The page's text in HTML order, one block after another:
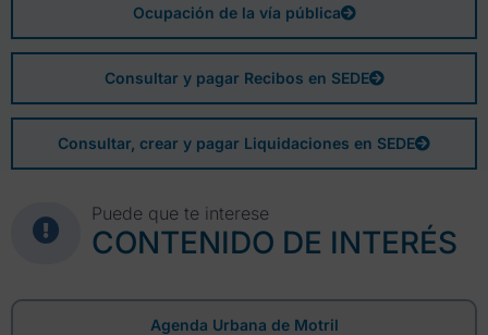
Ocupación de la vía pública
Consultar y pagar Recibos en SEDE
Consultar, crear y pagar Liquidaciones en SEDE
Puede que te interese
CONTENIDO DE INTERÉS
Agenda Urbana de Motril